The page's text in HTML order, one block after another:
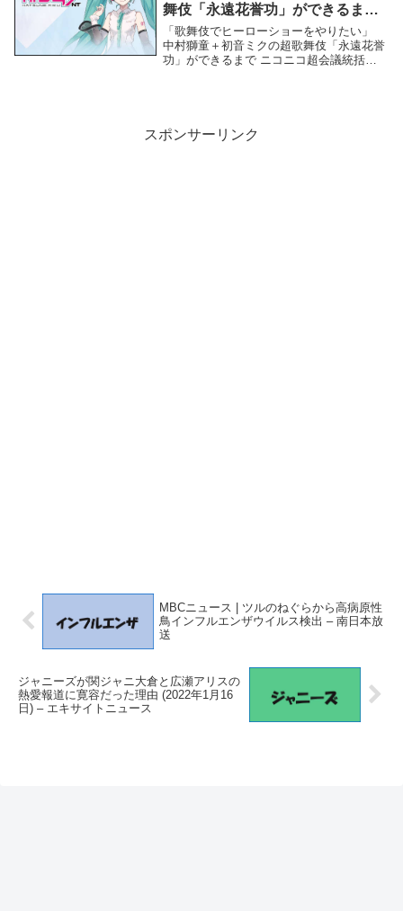
舞伎「永遠花誉功」ができるまで
ニコニコ超会議統括プロデューサ
ーに聞いた – ITmedia NEWS
「歌舞伎でヒーローショーをやりたい」
中村獅童＋初音ミクの超歌舞伎「永遠花誉
功」ができるまで ニコニコ超会議統括プ
スポンサーリンク
MBCニュース | ツルのねぐらから高病原性
鳥インフルエンザウイルス検出 – 南日本放
送
ジャニーズが関ジャニ大倉と広瀬アリスの
熱愛報道に寛容だった理由 (2022年1月16
日) – エキサイトニュース